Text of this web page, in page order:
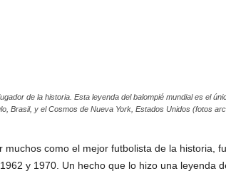
de la historia. Esta leyenda del balompié mundial es el
Brasil, y el Cosmos de Nueva York, Estados Unidos (fotos
como el mejor futbolista de la historia,
y 1970. Un hecho que lo hizo una leyenda